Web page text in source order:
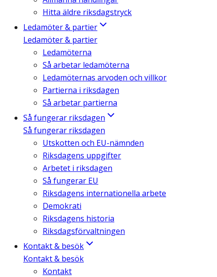
Hitta äldre riksdagstryck
Ledamöter & partier
Ledamöter & partier
Ledamöterna
Så arbetar ledamöterna
Ledamöternas arvoden och villkor
Partierna i riksdagen
Så arbetar partierna
Så fungerar riksdagen
Så fungerar riksdagen
Utskotten och EU-nämnden
Riksdagens uppgifter
Arbetet i riksdagen
Så fungerar EU
Riksdagens internationella arbete
Demokrati
Riksdagens historia
Riksdagsförvaltningen
Kontakt & besök
Kontakt & besök
Kontakt